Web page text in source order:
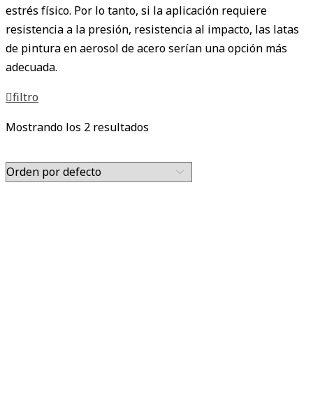
estrés físico. Por lo tanto, si la aplicación requiere
resistencia a la presión, resistencia al impacto, las latas
de pintura en aerosol de acero serían una opción más
adecuada.
filtro
Mostrando los 2 resultados